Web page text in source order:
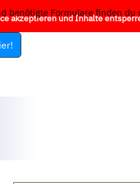
akzeptieren und Inhalte
benötigte Formulare finden du